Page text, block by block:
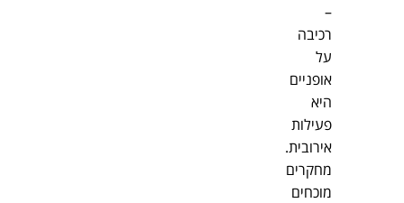
–
רכיבה
על
אופניים
היא
פעילות
אירובית.
מחקרים
מוכחים